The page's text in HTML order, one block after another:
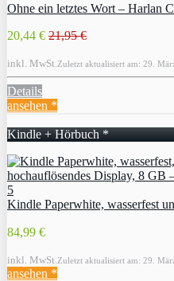
Ohne ein letztes Wort – Harlan
20,44 € 21,95 €
inkl. MwSt. Zuletzt aktualisiert am: 29.
Details
ansehen *
Kindle + Hörbuch *
Kindle Paperwhite, wasserfest
84,99 €
inkl. MwSt. Zuletzt aktualisiert am: 29.
ansehen *